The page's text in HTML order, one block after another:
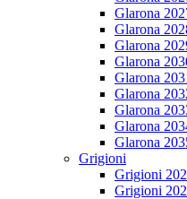
Glarona
Glarona
Glarona
Glarona
Glarona
Glarona
Glarona
Glarona
Glarona
Grigioni
Grigioni
Grigioni